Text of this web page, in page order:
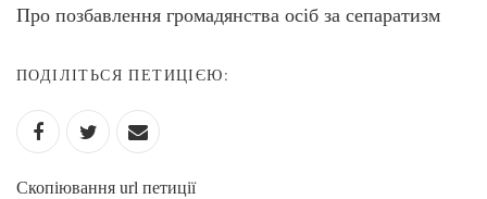
Про позбавлення громадянства осіб за сепаратизм
ПОДІЛІТЬСЯ ПЕТИЦІЄЮ:
Скопіювання url петиції